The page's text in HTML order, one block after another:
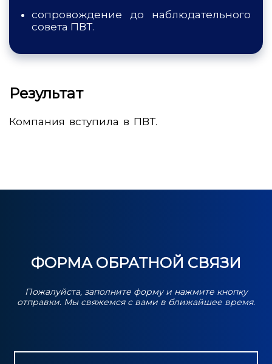
сопровождение до наблюдательного
совета ПВТ.
Результат
Компания вступила в ПВТ.
ФОРМА ОБРАТНОЙ СВЯЗИ
Пожалуйста, заполните форму и нажмите кнопку
отправки. Мы свяжемся с вами в ближайшее время.